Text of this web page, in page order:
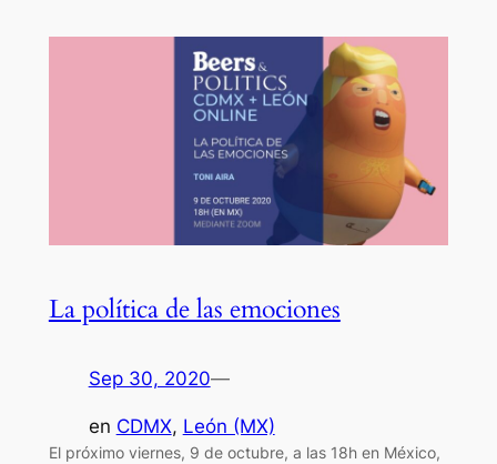
La política de las emociones
Sep 30, 2020—
en CDMX, León (MX)
El próximo viernes, 9 de octubre, a las 18h en México,